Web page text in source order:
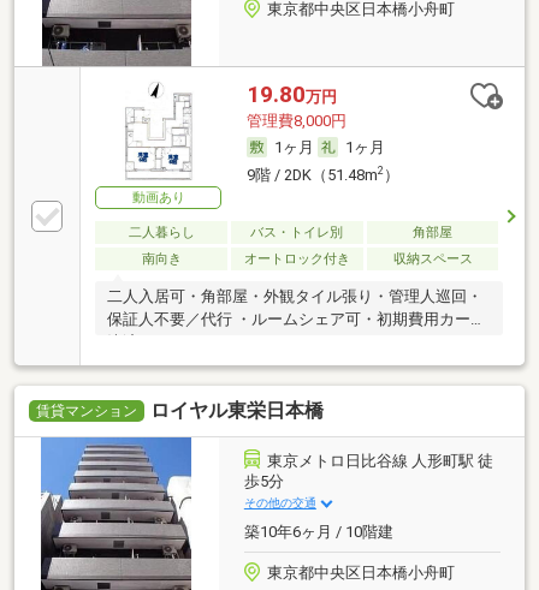
東京都中央区日本橋小舟町
動画あり
19.80万円
管理費8,000円
1ヶ月
1ヶ月
9階 / 2DK（51.48m2）
二人暮らし バス・トイレ別
角部屋
南向き
オートロック付き 収納スペース
二人入居可・角部屋・外観タイル張り・管理人巡回・
保証人不要／代行 ・ルームシェア可・初期費用カード
賃貸マンション ロイヤル東栄日本橋
東京メトロ日比谷線 人形町駅 徒
歩5分
その他の交通
築10年6ヶ月 / 10階建
東京都中央区日本橋小舟町